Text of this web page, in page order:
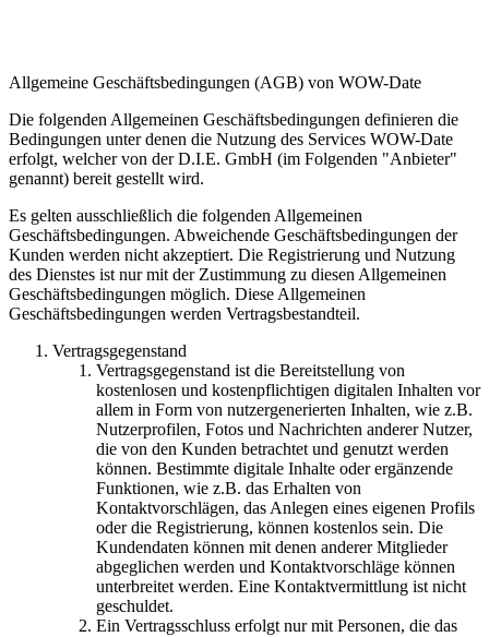
Allgemeine Geschäftsbedingungen (AGB) von WOW-Date
Die folgenden Allgemeinen Geschäftsbedingungen definieren die
Bedingungen unter denen die Nutzung des Services WOW-Date
erfolgt, welcher von der D.I.E. GmbH (im Folgenden "Anbieter"
genannt) bereit gestellt wird.
Es gelten ausschließlich die folgenden Allgemeinen
Geschäftsbedingungen. Abweichende Geschäftsbedingungen der
Kunden werden nicht akzeptiert. Die Registrierung und Nutzung
des Dienstes ist nur mit der Zustimmung zu diesen Allgemeinen
Geschäftsbedingungen möglich. Diese Allgemeinen
Geschäftsbedingungen werden Vertragsbestandteil.
Vertragsgegenstand
Vertragsgegenstand ist die Bereitstellung von
kostenlosen und kostenpflichtigen digitalen Inhalten vor
allem in Form von nutzergenerierten Inhalten, wie z.B.
Nutzerprofilen, Fotos und Nachrichten anderer Nutzer,
die von den Kunden betrachtet und genutzt werden
können. Bestimmte digitale Inhalte oder ergänzende
Funktionen, wie z.B. das Erhalten von
Kontaktvorschlägen, das Anlegen eines eigenen Profils
oder die Registrierung, können kostenlos sein. Die
Kundendaten können mit denen anderer Mitglieder
abgeglichen werden und Kontaktvorschläge können
unterbreitet werden. Eine Kontaktvermittlung ist nicht
geschuldet.
Ein Vertragsschluss erfolgt nur mit Personen, die das